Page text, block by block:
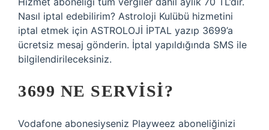
Nasıl iptal edebilirim? Astroloji Kulübü hizmetini
iptal etmek için ASTROLOJİ İPTAL yazıp 3699’a
ücretsiz mesaj gönderin. İptal yapıldığında SMS ile
bilgilendirileceksiniz.
3699 NE SERVISI?
Vodafone abonesiyseniz Playweez aboneliğinizi